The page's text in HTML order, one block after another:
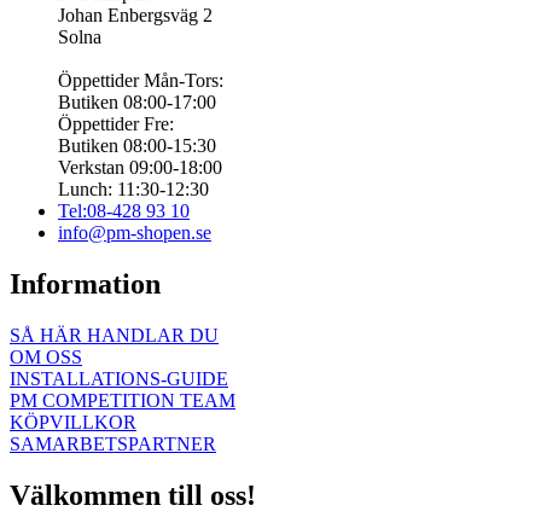
Johan Enbergsväg 2
Solna
Öppettider Mån-Tors:
Butiken 08:00-17:00
Öppettider Fre:
Butiken 08:00-15:30
Verkstan 09:00-18:00
Lunch: 11:30-12:30
Tel:08-428 93 10
info@pm-shopen.se
Information
SÅ HÄR HANDLAR DU
OM OSS
INSTALLATIONS-GUIDE
PM COMPETITION TEAM
KÖPVILLKOR
SAMARBETSPARTNER
Välkommen till oss!